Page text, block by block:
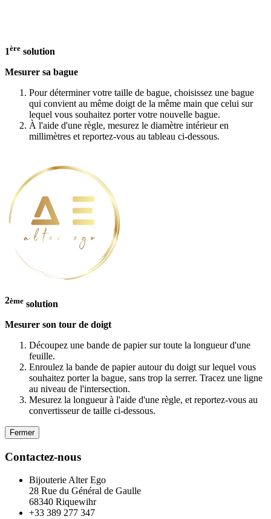
1ère solution
Mesurer sa bague
Pour déterminer votre taille de bague, choisissez une bague
qui convient au même doigt de la même main que celui sur
lequel vous souhaitez porter votre nouvelle bague.
À l'aide d'une règle, mesurez le diamètre intérieur en
millimètres et reportez-vous au tableau ci-dessous.
2ème solution
Mesurer son tour de doigt
Découpez une bande de papier sur toute la longueur d'une
feuille.
Enroulez la bande de papier autour du doigt sur lequel vous
souhaitez porter la bague, sans trop la serrer. Tracez une ligne
au niveau de l'intersection.
Mesurez la longueur à l'aide d'une règle, et reportez-vous au
convertisseur de taille ci-dessous.
Fermer
Contactez-nous
Bijouterie Alter Ego
28 Rue du Général de Gaulle
68340 Riquewihr
+33 389 277 347